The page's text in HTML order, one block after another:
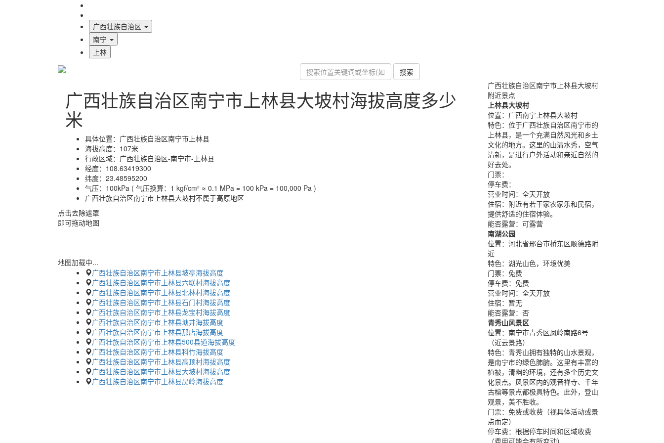
广西壮族自治区
南宁
上林
搜索
广西壮族自治区南宁市上林县大坡村海拔高度多少
米
具体位置： 广西壮族自治区南宁市上林县
海拔高度： 107米
行政区域： 广西壮族自治区-南宁市-上林县
经度： 108.63419300
纬度： 23.48595200
气压： 100kPa ( 气压换算：1 kgf/cm² ≈ 0.1 MPa = 100 kPa = 100,000 Pa )
广西壮族自治区南宁市上林县大坡村不属于高原地区
点击去除遮罩
即可拖动地图
地图加载中...
广西壮族自治区南宁市上林县坡亭海拔高度
广西壮族自治区南宁市上林县六联村海拔高度
广西壮族自治区南宁市上林县北林村海拔高度
广西壮族自治区南宁市上林县石门村海拔高度
广西壮族自治区南宁市上林县龙宝村海拔高度
广西壮族自治区南宁市上林县塘井海拔高度
广西壮族自治区南宁市上林县那店海拔高度
广西壮族自治区南宁市上林县500县道海拔高度
广西壮族自治区南宁市上林县科竹海拔高度
广西壮族自治区南宁市上林县高顶村海拔高度
广西壮族自治区南宁市上林县大坡村海拔高度
广西壮族自治区南宁市上林县昃岭海拔高度
广西壮族自治区南宁市上林县大坡村
附近景点
上林县大坡村
位置： 广西南宁上林县大坡村
特色： 位于广西壮族自治区南宁市的
上林县，是一个充满自然风光和乡土
文化的地方。这里的山清水秀，空气
清新，是进行户外活动和亲近自然的
好去处。
门票：
停车费：
营业时间： 全天开放
住宿： 附近有若干家农家乐和民宿，
提供舒适的住宿体验。
能否露营： 可露营
南湖公园
位置： 河北省邢台市桥东区顺德路附
近
特色： 湖光山色，环境优美
门票： 免费
停车费： 免费
营业时间： 全天开放
住宿： 暂无
能否露营： 否
青秀山风景区
位置： 南宁市青秀区凤岭南路6号
（近云景路）
特色： 青秀山拥有独特的山水景观，
是南宁市的绿色肺腑。这里有丰富的
植被，清幽的环境，还有多个历史文
化景点。风景区内的观音禅寺、千年
古榕等景点都极具特色。此外，登山
观景，美不胜收。
门票： 免费或收费（视具体活动或景
点而定）
停车费： 根据停车时间和区域收费
（费用可能会有所变动）